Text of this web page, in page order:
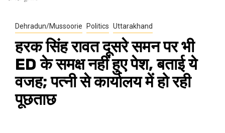
Dehradun/Mussoorie Politics Uttarakhand
हरक सिंह रावत दूसरे समन पर भी
ED के समक्ष नहीं हुए पेश, बताई ये
वजह; पत्नी से कार्यालय में हो रही
पूछताछ